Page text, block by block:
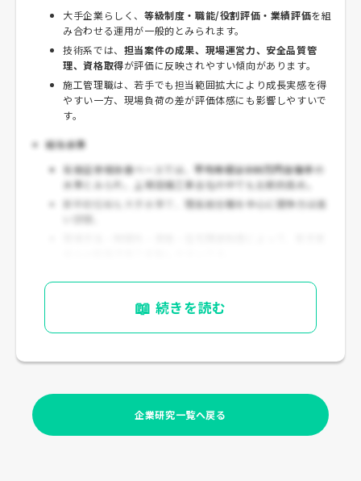
大手企業らしく、 等級制度・職能/役割評価・業績評価を組
み合わせる運用が一般的とみられます。
技術系では、 担当案件の成果、現場運営力、安全品質管
理、資格取得が評価に反映されやすい傾向があります。
施工管理職は、若手でも担当範囲拡大により成長実感を得
やすい一方、現場負荷の差が評価体感にも影響しやすいで
す。
給与水準
有価証券報告書ベースでは、 平均年収は800万円台後半の
水準とみられ、上場設備工事会社の中でも比較的高め。
新卒初任給も大手水準で、 理系総合職を中心に競争力は高
い部類
📖 続きを読む
企業研究一覧へ戻る